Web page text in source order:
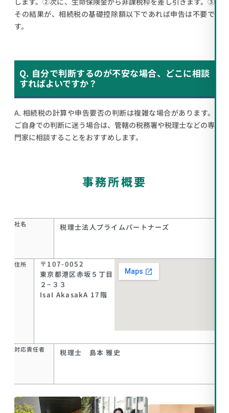
その結果が、相続税の基礎控除額以下であれば申告は不要で
す。
Q. 自分で判断するのが不安な場合、どこに相談
すればよいですか？
A. 相続税の計算や申告要否の判断は複雑な場合があります。
ご自身での判断に迷う場合は、管轄の税務署や税理士などの専
門家に相談することをおすすめします。
事務所概要
社名 税理士法人プライムパートナーズ
住所
〒107-0052
東京都港区赤坂５丁目
２−３３
IsaI AkasakA 17階
対応責任者 税理士 島本 雅史